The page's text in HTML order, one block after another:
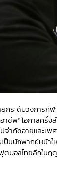
กระดับวงการกีฬ
าชีพ” โอกาสครั้
ำกัดอายุและเพ
ป็นนักพากย์หน้า
บอลไทยลีกในฤ